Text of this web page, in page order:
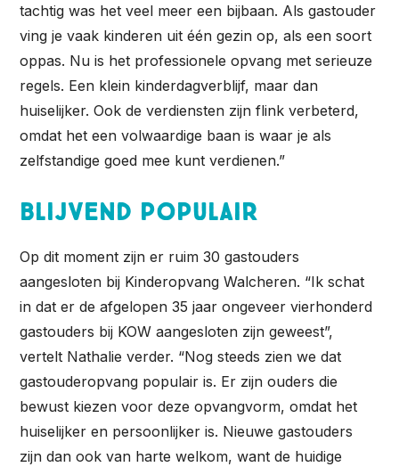
tachtig was het veel meer een bijbaan. Als gastouder
ving je vaak kinderen uit één gezin op, als een soort
oppas. Nu is het professionele opvang met serieuze
regels. Een klein kinderdagverblijf, maar dan
huiselijker. Ook de verdiensten zijn flink verbeterd,
omdat het een volwaardige baan is waar je als
zelfstandige goed mee kunt verdienen.”
Blijvend populair
Op dit moment zijn er ruim 30 gastouders
aangesloten bij Kinderopvang Walcheren. “Ik schat
in dat er de afgelopen 35 jaar ongeveer vierhonderd
gastouders bij KOW aangesloten zijn geweest”,
vertelt Nathalie verder. “Nog steeds zien we dat
gastouderopvang populair is. Er zijn ouders die
bewust kiezen voor deze opvangvorm, omdat het
huiselijker en persoonlijker is. Nieuwe gastouders
zijn dan ook van harte welkom, want de huidige